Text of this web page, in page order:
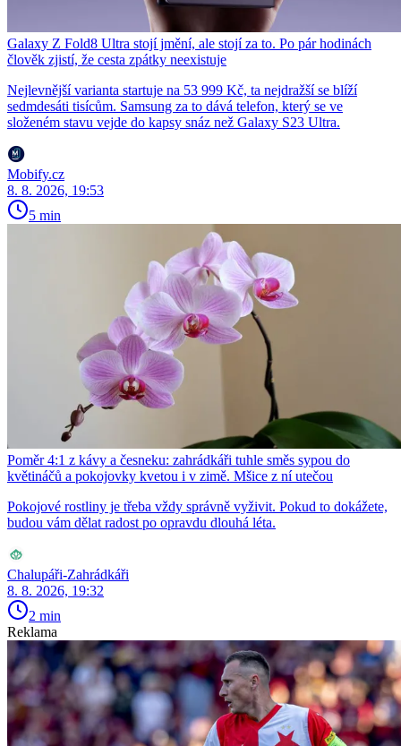
Galaxy Z Fold8 Ultra stojí jmění, ale stojí za to. Po pár hodinách
člověk zjistí, že cesta zpátky neexistuje
Nejlevnější varianta startuje na 53 999 Kč, ta nejdražší se blíží
sedmdesáti tisícům. Samsung za to dává telefon, který se ve
složeném stavu vejde do kapsy snáz než Galaxy S23 Ultra.
Mobify.cz
8. 8. 2026, 19:53
5 min
Poměr 4:1 z kávy a česneku: zahrádkáři tuhle směs sypou do
květináčů a pokojovky kvetou i v zimě. Mšice z ní utečou
Pokojové rostliny je třeba vždy správně vyživit. Pokud to dokážete,
budou vám dělat radost po opravdu dlouhá léta.
Chalupáři-Zahrádkáři
8. 8. 2026, 19:32
2 min
Reklama